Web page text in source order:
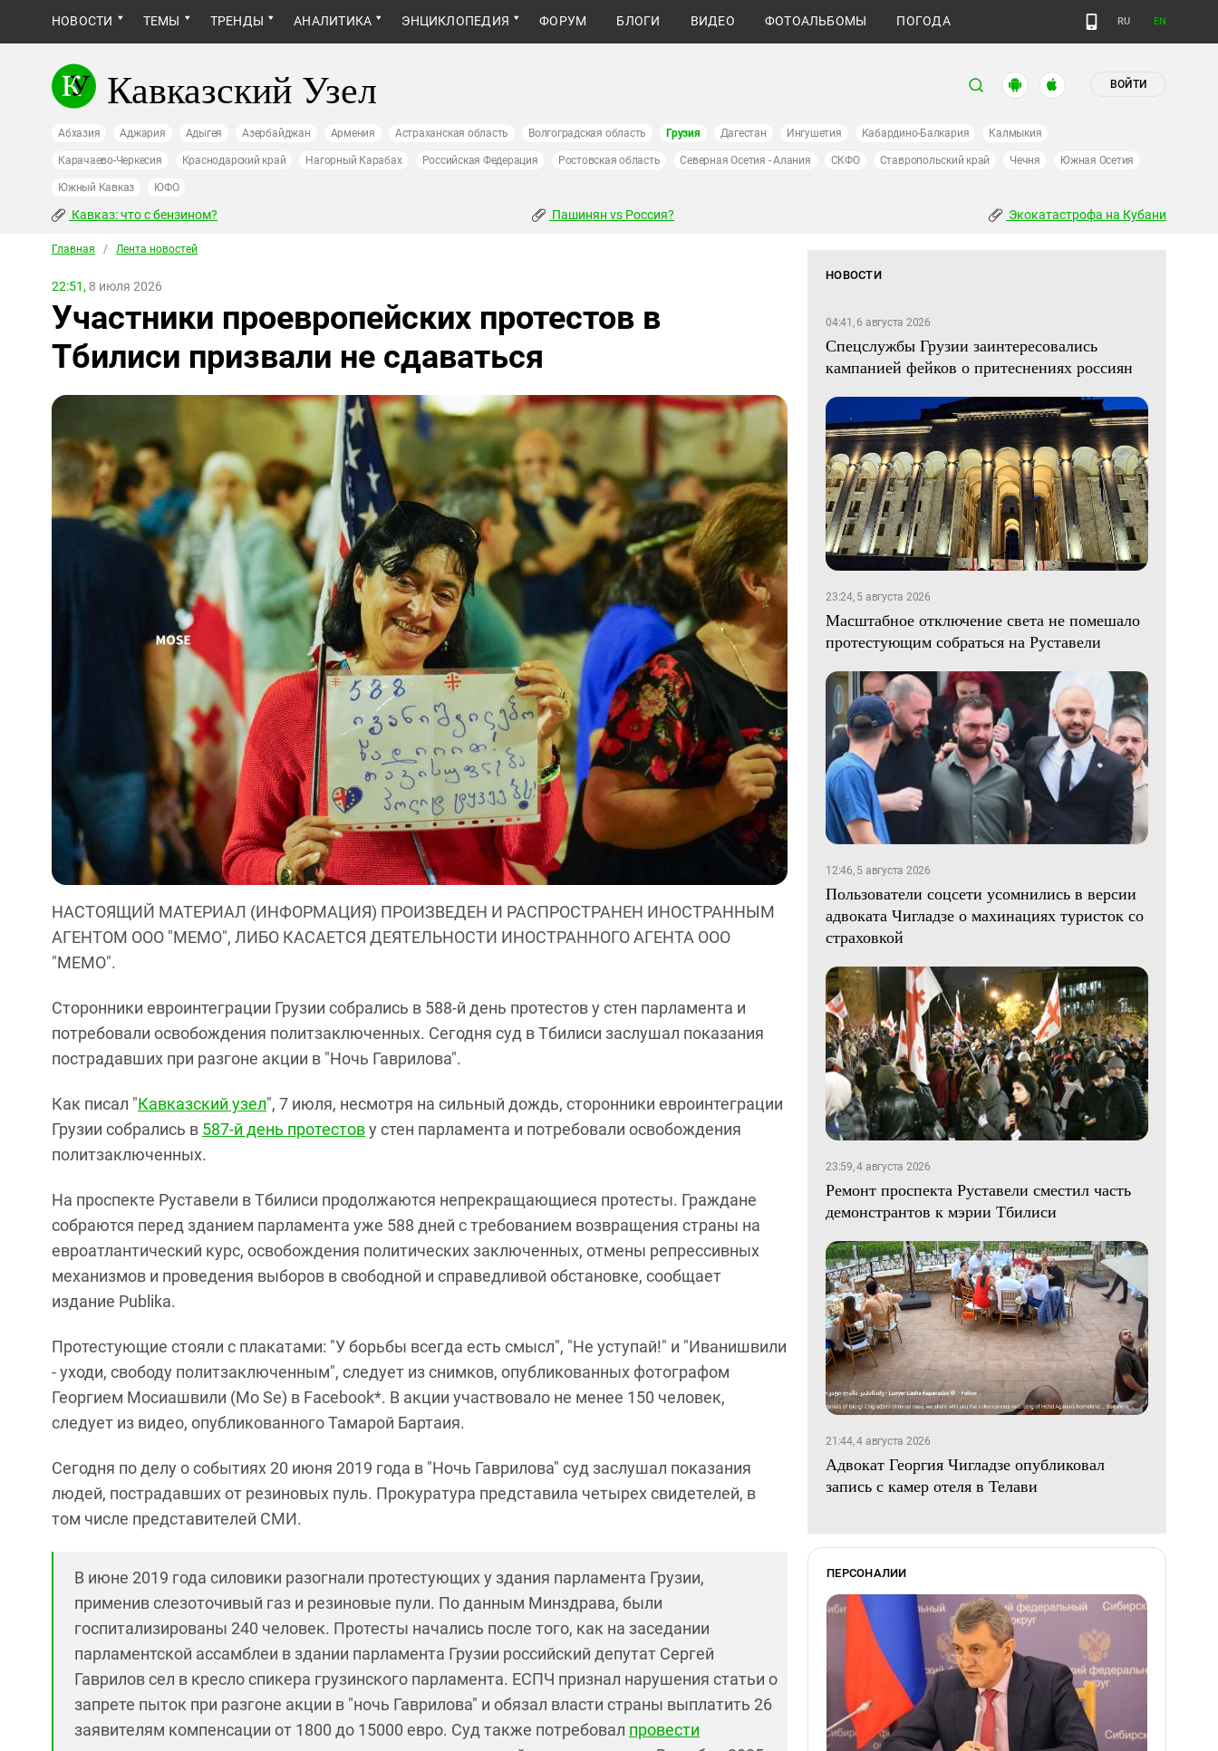
НОВОСТИ ТЕМЫ ТРЕНДЫ АНАЛИТИКА ЭНЦИКЛОПЕДИЯ ФОРУМ БЛОГИ ВИДЕО ФОТОАЛЬБОМЫ ПОГОДА RU EN
Кавказский Узел ВОЙТИ
Абхазия Аджария Адыгея Азербайджан Армения Астраханская область Волгоградская область Грузия Дагестан Ингушетия Кабардино-Балкария Калмыкия
Карачаево-Черкесия Краснодарский край Нагорный Карабах Российская Федерация Ростовская область Северная Осетия - Алания СКФО Ставропольский край Чечня Южная Осетия
Южный Кавказ ЮФО
Кавказ: что с бензином? Пашинян vs Россия? Экокатастрофа на Кубани
Главная / Лента новостей
22:51, 8 июля 2026
Участники проевропейских протестов в
Тбилиси призвали не сдаваться
НАСТОЯЩИЙ МАТЕРИАЛ (ИНФОРМАЦИЯ) ПРОИЗВЕДЕН И РАСПРОСТРАНЕН ИНОСТРАННЫМ
АГЕНТОМ ООО "МЕМО", ЛИБО КАСАЕТСЯ ДЕЯТЕЛЬНОСТИ ИНОСТРАННОГО АГЕНТА ООО
"МЕМО".
Cторонники евроинтеграции Грузии собрались в 588-й день протестов у стен парламента и
потребовали освобождения политзаключенных. Сегодня суд в Тбилиси заслушал показания
пострадавших при разгоне акции в "Ночь Гаврилова".
Как писал "Кавказский узел", 7 июля, несмотря на сильный дождь, сторонники евроинтеграции
Грузии собрались в 587-й день протестову стен парламента и потребовали освобождения
политзаключенных.
На проспекте Руставели в Тбилиси продолжаются непрекращающиеся протесты. Граждане
собраются перед зданием парламента уже 588 дней с требованием возвращения страны на
евроатлантический курс, освобождения политических заключенных, отмены репрессивных
механизмов и проведения выборов в свободной и справедливой обстановке, сообщает
издание Publika.
Протестующие стояли с плакатами: "У борьбы всегда есть смысл", "Не уступай!" и "Иванишвили
- уходи, свободу политзаключенным", следует из снимков, опубликованных фотографом
Георгием Мосиашвили (Mo Se) в Facebook*. В акции участвовало не менее 150 человек,
следует из видео, опубликованного Тамарой Бартаия.
Сегодня по делу о событиях 20 июня 2019 года в "Ночь Гаврилова" суд заслушал показания
людей, пострадавших от резиновых пуль. Прокуратура представила четырех свидетелей, в
том числе представителей СМИ.
В июне 2019 года силовики разогнали протестующих у здания парламента Грузии,
применив слезоточивый газ и резиновые пули. По данным Минздрава, были
госпитализированы 240 человек. Протесты начались после того, как на заседании
парламентской ассамблеи в здании парламента Грузии российский депутат Сергей
Гаврилов сел в кресло спикера грузинского парламента. ЕСПЧ признал нарушения статьи о
запрете пыток при разгоне акции в "ночь Гаврилова" и обязал власти страны выплатить 26
заявителям компенсации от 1800 до 15000 евро. Суд также потребовал провести
НОВОСТИ
04:41, 6 августа 2026
Спецслужбы Грузии заинтересовались
кампанией фейков о притеснениях россиян
23:24, 5 августа 2026
Масштабное отключение света не помешало
протестующим собраться на Руставели
12:46, 5 августа 2026
Пользователи соцсети усомнились в версии
адвоката Чигладзе о махинациях туристок со
страховкой
23:59, 4 августа 2026
Ремонт проспекта Руставели сместил часть
демонстрантов к мэрии Тбилиси
21:44, 4 августа 2026
Адвокат Георгия Чигладзе опубликовал
запись с камер отеля в Телави
ПЕРСОНАЛИИ